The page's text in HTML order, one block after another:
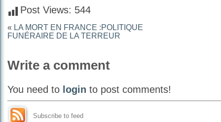
Post Views: 544
« LA MORT EN FRANCE :POLITIQUE
FUNÉRAIRE DE LA TERREUR
Write a comment
You need to login to post comments!
Subscribe to feed